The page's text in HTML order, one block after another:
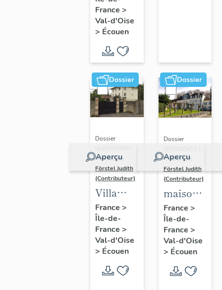
16 rue du
Maréchal
Leclerc
France >
Val-d'Oise
> Écouen
Dossier
Aperçu
Dossier
Réalisé par
Förstel Judith
(Contributeur)
Villa
"Adeline"
France >
Île-de-
France >
Val-d'Oise
> Écouen
Dossier
Aperçu
Dossier
Réalisé par
Förstel Judith
(Contributeur)
maison
de
campagne,
2-4 place
Jean Le
Vacher,
également
France >
Île-de-
France >
Val-d'Oise
> Écouen